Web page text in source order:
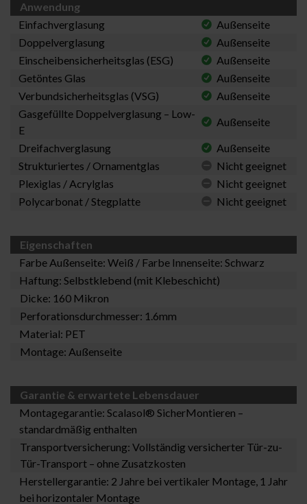
Anwendung
Einfachverglasung
Außenseite
Doppelverglasung
Außenseite
Einscheibensicherheitsglas (ESG)
Außenseite
Getöntes Glas
Außenseite
Verbundsicherheitsglas (VSG)
Außenseite
Gasgefüllte Doppelverglasung – Low-
E
Außenseite
Dreifachverglasung
Außenseite
Strukturiertes / Ornamentglas
Nicht geeignet
Plexiglas / Acrylglas
Nicht geeignet
Polycarbonat / Stegplatte
Nicht geeignet
Eigenschaften
Farbe Außenseite: Weiß / Farbe Innenseite: Schwarz
Haftung: Selbstklebend (mit Klebeschicht)
Dicke: 160 Mikron
Perforationsdurchmesser: 1.6mm
Material: PET
Montage: Außenseite
Garantie & erwartete Lebensdauer
Montagegarantie: Scalasol® SicherMontieren –
standardmäßig enthalten
Transportversicherung: Vollständig versicherter Tür-zu-
Tür-Transport – ohne Zusatzkosten
Herstellergarantie: 2 Jahre bei vertikaler Montage, 1 Jahr
bei horizontaler Montage